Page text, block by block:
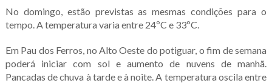
No domingo, estão previstas as mesmas condições para o
tempo. A temperatura varia entre 24ºC e 33ºC.
Em Pau dos Ferros, no Alto Oeste do potiguar, o fim de semana
poderá iniciar com sol e aumento de nuvens de manhã.
Pancadas de chuva à tarde e à noite. A temperatura oscila entre